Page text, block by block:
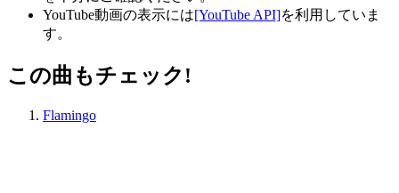
YouTube動画の表示には[YouTube API]を利用していま
す。
この曲もチェック!
Flamingo